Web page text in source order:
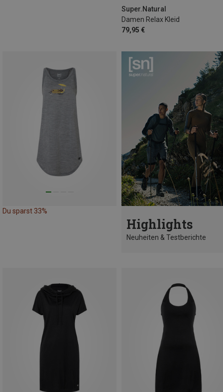
Super.Natural
Damen Relax Kleid
79,95 €
Du sparst 33%
Highlights
Neuheiten & Testberichte